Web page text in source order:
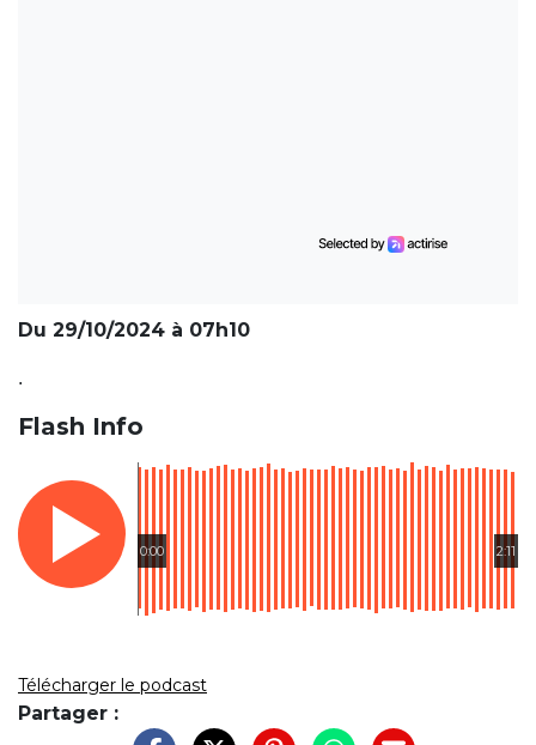
Du 29/10/2024 à 07h10
.
Flash Info
0:00 2:11
Télécharger le podcast
Partager :